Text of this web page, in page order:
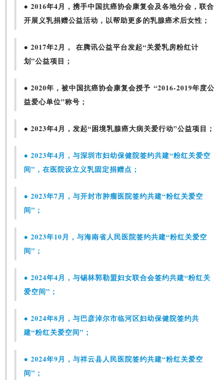
● 2016年4月，携手中国抗癌协会康复会及各地分会，联合
开展义乳捐赠公益活动，以帮助更多的乳腺癌术后女性；
● 2017年2月， 在腾讯公益平台发起“关爱乳房粉红计
划”公益项目；
● 2020年，被中国抗癌协会康复会授予 “2016-2019年度公
益爱心单位”称号；
● 2023年4月，发起“困境乳腺癌大病关爱行动”公益项目；
● 2023年4月，与深圳市妇幼保健院签约共建“粉红关爱空
间”，在医院设立义乳固定捐赠点；
● 2023年7月，与开封市肿瘤医院签约共建“粉红关爱空
间”；
● 2023年10月，与海南省人民医院签约共建“粉红关爱空
间”；
● 2024年4月，与锡林郭勒盟妇女联合会签约共建“粉红关
爱空间”；
● 2024年8月，与巴彦淖尔市临河区妇幼保健院签约共
建“粉红关爱空间”；
● 2024年9月，与祥云县人民医院签约共建“粉红关爱空
间”；